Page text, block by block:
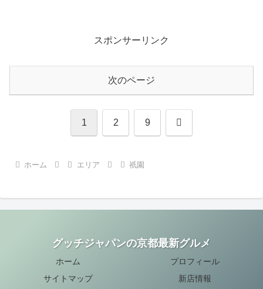
スポンサーリンク
次のページ
1 2 9 次
ホーム エリア 祇園
グッチジャパンの京都最新グルメ
ホーム
プロフィール
サイトマップ
新店情報